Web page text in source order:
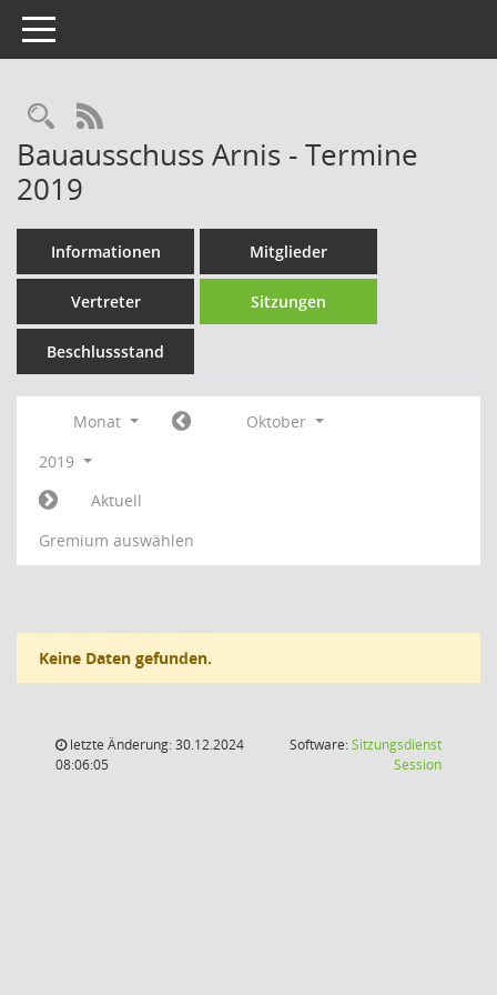
Toggle navigation
Rechercheauswahl
RSS-Feed
Bauausschuss Arnis - Termine
2019
Informationen Mitglieder
Vertreter Sitzungen
Beschlussstand
Monat
Oktober
2019
Aktuell
Gremium auswählen
Keine Daten gefunden.
letzte Änderung: 30.12.2024
08:06:05
Software:Sitzungsdienst
Session(Wird in